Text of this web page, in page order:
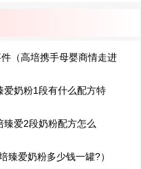
（高培携手母婴商情走进
爱奶粉1段有什么配方特
爱2段奶粉配方怎么
臻爱奶粉多少钱一罐?）